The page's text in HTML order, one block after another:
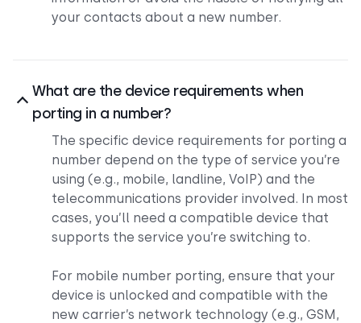
your contacts about a new number.
What are the device requirements when
porting in a number?
The specific device requirements for porting a
number depend on the type of service you’re
using (e.g., mobile, landline, VoIP) and the
telecommunications provider involved. In most
cases, you’ll need a compatible device that
supports the service you’re switching to.
For mobile number porting, ensure that your
device is unlocked and compatible with the
new carrier’s network technology (e.g., GSM,